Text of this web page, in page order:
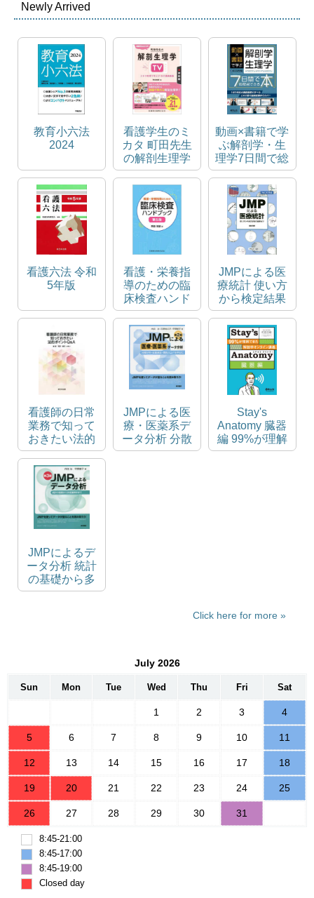
Newly Arrived
教育小六法
2024
看護学生のミ
カタ 町田先生
の解剖生理学
TV 神経編 ス
キマ時間で学
ぶ21本の講義
動画
動画×書籍で学
ぶ解剖学・生
理学7日間で総
復習できる本
看護六法 令和
5年版
看護・栄養指
導のための臨
床検査ハンド
ブック
JMPによる医
療統計 使い方
から検定結果
の解釈まで
看護師の日常
業務で知って
おきたい法的
ポイントQ&A
JMPによる医
療・医薬系デ
ータ分析 分散
分析・反復測
Stay's
Anatomy 臓器
編 99%が理解
できた解剖学
JMPによるデ
ータ分析 統計
の基礎から多
変量解析まで
Click here for more
July 2026
Sun Mon Tue Wed Thu Fri Sat
1 2 3 4
5 6 7 8 9 10 11
12 13 14 15 16 17 18
19 20 21 22 23 24 25
26 27 28 29 30 31
8:45-21:00
8:45-17:00
8:45-19:00
Closed day